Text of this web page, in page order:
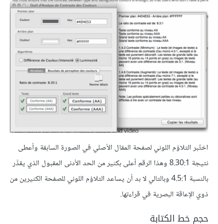
اختُبر التلاؤم اللوني لصفحة المقال الأصلي في الصورة السابقة وأعطى
نتيجة 8.30:1 وهذا الرقم أعلى بكثير من الحد الأدنى المقبول الذي يقدَّر
بالنسبة 4.5:1 وبالتالي لا بد أن يساعد التلاؤم اللوني للصفحة الكثيرين من
ذوي الإعاقة البصرية في قراءتها.
حجم خط الكتابة